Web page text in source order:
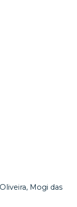
Mogi das